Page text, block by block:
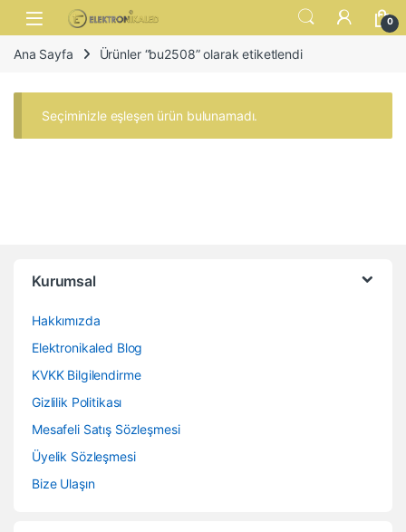
Skip to navigation
Skip to content
Open 0
Ana Sayfa Ürünler “bu2508” olarak etiketlendi
Seçiminizle eşleşen ürün bulunamadı.
Kurumsal
Hakkımızda
Elektronikaled Blog
KVKK Bilgilendirme
Gizlilik Politikası
Mesafeli Satış Sözleşmesi
Üyelik Sözleşmesi
Bize Ulaşın